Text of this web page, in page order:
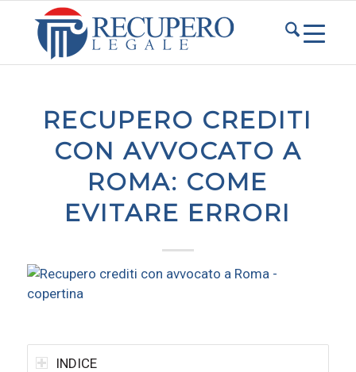
RECUPERO CREDITI
CON AVVOCATO A
ROMA: COME
EVITARE ERRORI
INDICE